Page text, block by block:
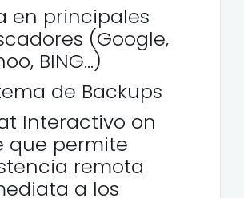
en principales
(Google,
BING…)
de Backups
Interactivo on
que permite
remota
a los